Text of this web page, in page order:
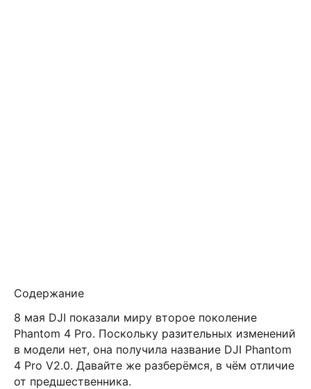
Содержание
8 мая DJI показали миру второе поколение
Phantom 4 Pro. Поскольку разительных изменений
в модели нет, она получила название DJI Phantom
4 Pro V2.0. Давайте же разберёмся, в чём отличие
от предшественника.